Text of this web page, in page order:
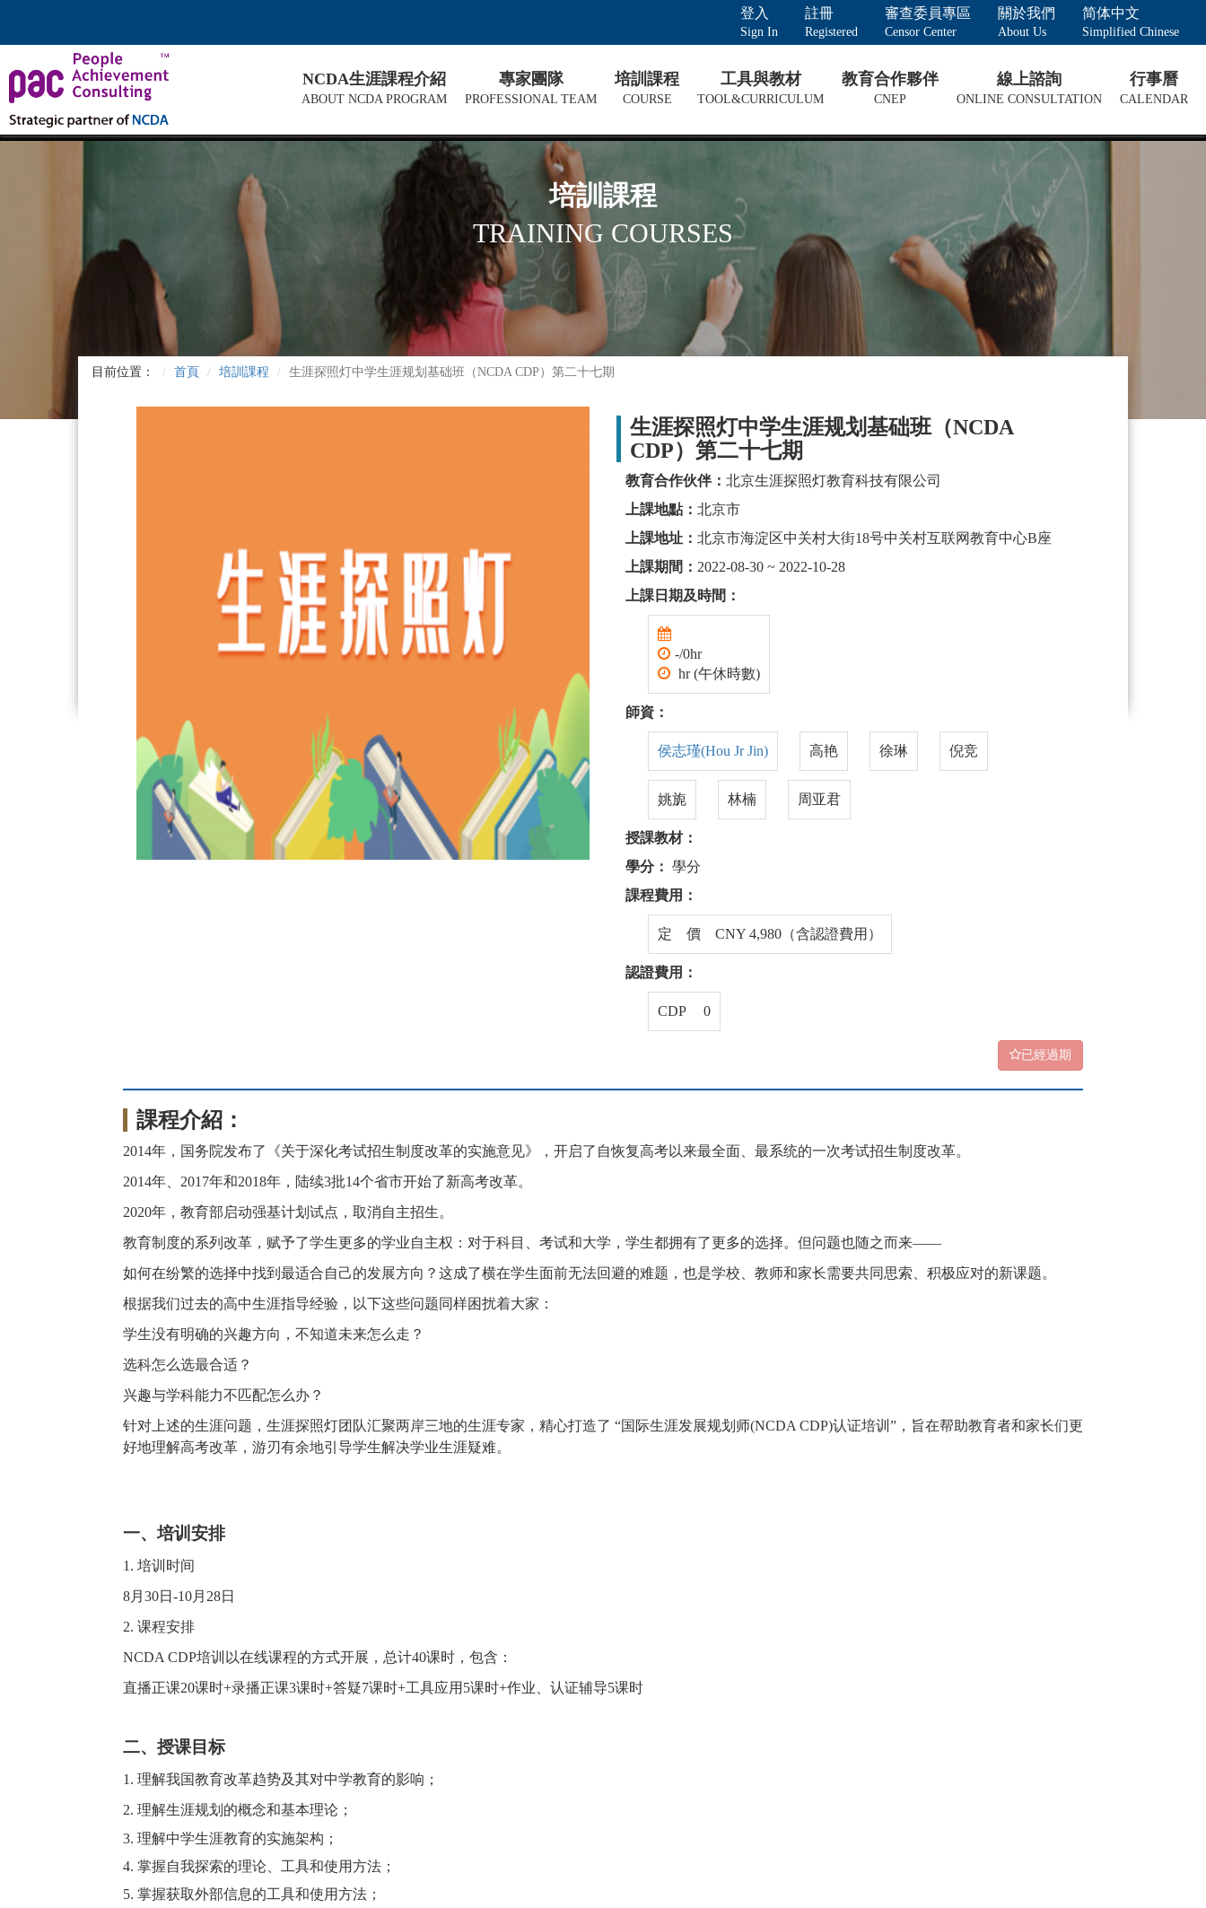
登入
Sign In
註冊
Registered
審查委員專區
Censor Center
關於我們
About Us
简体中文
Simplified Chinese
NCDA生涯課程介紹
ABOUT NCDA PROGRAM
專家團隊
PROFESSIONAL TEAM
培訓課程
COURSE
工具與教材
TOOL&CURRICULUM
教育合作夥伴
CNEP
線上諮詢
ONLINE CONSULTATION
行事曆
CALENDAR
培訓課程
TRAINING COURSES
目前位置： 首頁 培訓課程 生涯探照灯中学生涯规划基础班（NCDA CDP）第二十七期
生涯探照灯中学生涯规划基础班（NCDA
CDP）第二十七期
教育合作伙伴： 北京生涯探照灯教育科技有限公司
上課地點： 北京市
上課地址： 北京市海淀区中关村大街18号中关村互联网教育中心B座
上課期間： 2022-08-30 ~ 2022-10-28
上課日期及時間：
-/0hr
hr (午休時數)
師資：
侯志瑾(Hou Jr Jin) 高艳 徐琳 倪竞
姚旎 林楠 周亚君
授課教材：
學分： 學分
課程費用：
定 價 CNY 4,980（含認證費用）
認證費用：
CDP 0
已經過期
課程介紹：
2014年，国务院发布了《关于深化考试招生制度改革的实施意见》，开启了自恢复高考以来最全面、最系统的一次考试招生制度改革。
2014年、2017年和2018年，陆续3批14个省市开始了新高考改革。
2020年，教育部启动强基计划试点，取消自主招生。
教育制度的系列改革，赋予了学生更多的学业自主权：对于科目、考试和大学，学生都拥有了更多的选择。但问题也随之而来——
如何在纷繁的选择中找到最适合自己的发展方向？这成了横在学生面前无法回避的难题，也是学校、教师和家长需要共同思索、积极应对的新课题。
根据我们过去的高中生涯指导经验，以下这些问题同样困扰着大家：
学生没有明确的兴趣方向，不知道未来怎么走？
选科怎么选最合适？
兴趣与学科能力不匹配怎么办？
针对上述的生涯问题，生涯探照灯团队汇聚两岸三地的生涯专家，精心打造了 “国际生涯发展规划师(NCDA CDP)认证培训”，旨在帮助教育者和家长们更
好地理解高考改革，游刃有余地引导学生解决学业生涯疑难。
一、培训安排
1. 培训时间
8月 30日 -10月 28日
2. 课程安排
NCDA CDP培训以在线课程的方式开展，总计40课时，包含：
直播正课20课时+录播正课3课时+答疑7课时+工具应用 5课时+作业 、认证辅导5课时
二、授课目标
1. 理解我国教育改革趋势及其对中学教育的影响；
2. 理解生涯规划的概念和基本理论；
3. 理解中学生涯教育的实施架构；
4. 掌握自我探索的理论、工具和使用方法；
5. 掌握获取外部信息的工具和使用方法；